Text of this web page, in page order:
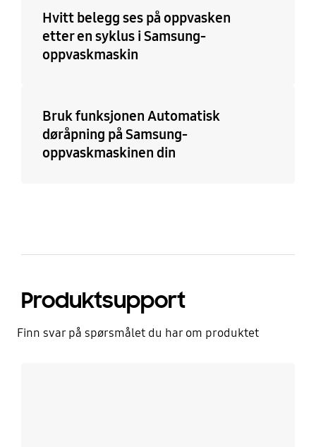
Hvitt belegg ses på oppvasken
etter en syklus i Samsung-
oppvaskmaskin
Bruk funksjonen Automatisk
døråpning på Samsung-
oppvaskmaskinen din
Produktsupport
Finn svar på spørsmålet du har om produktet